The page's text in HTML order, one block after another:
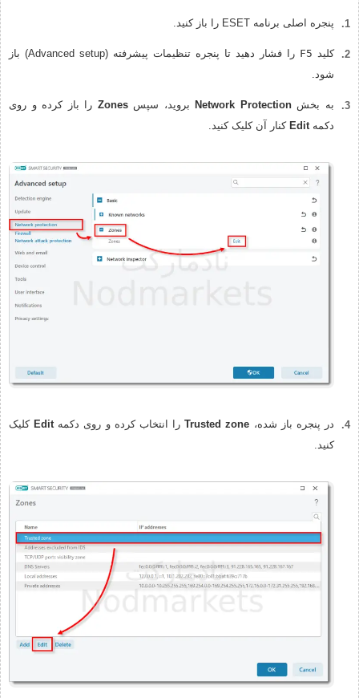
پنجره اصلی برنامه ESET را باز کنید.
کلید F5
را فشار دهید تا پنجره تنظیمات پیشرفته (Advanced setup) باز
شود.
به بخشNetwork Protection بروید، سپسZones را باز کرده و روی
دکمهEdit کنار آن کلیک کنید.
در پنجره باز شده، Trusted zoneرا انتخاب کرده و روی دکمهEdit کلیک
کنید.